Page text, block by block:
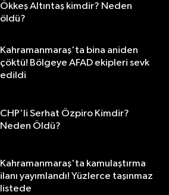
Ökkeş Altıntaş kimdir? Neden
öldü?
Kahramanmaraş'ta bina aniden
çöktü! Bölgeye AFAD ekipleri sevk
edildi
CHP'li Serhat Özpiro Kimdir?
Neden Öldü?
Kahramanmaraş'ta kamulaştırma
ilanı yayımlandı! Yüzlerce taşınmaz
listede